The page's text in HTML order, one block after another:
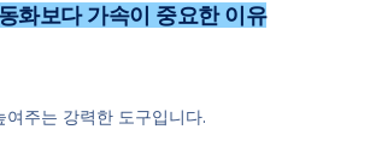
화보다 가속이 중요한 이유
여주는 강력한 도구입니다.